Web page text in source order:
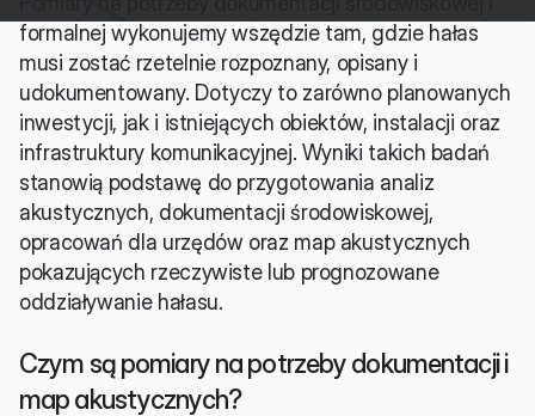
formalnej wykonujemy wszędzie tam, gdzie hałas
musi zostać rzetelnie rozpoznany, opisany i
udokumentowany. Dotyczy to zarówno planowanych
inwestycji, jak i istniejących obiektów, instalacji oraz
infrastruktury komunikacyjnej. Wyniki takich badań
stanowią podstawę do przygotowania analiz
akustycznych, dokumentacji środowiskowej,
opracowań dla urzędów oraz map akustycznych
pokazujących rzeczywiste lub prognozowane
oddziaływanie hałasu.
Czym są pomiary na potrzeby dokumentacji i
map akustycznych?